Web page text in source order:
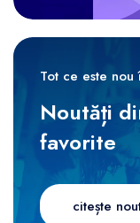
Tot ce este
Noutăți
favorite
citește